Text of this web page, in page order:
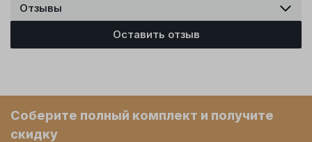
Отзывы
Оставить отзыв
Соберите полный комплект и получите
скидку